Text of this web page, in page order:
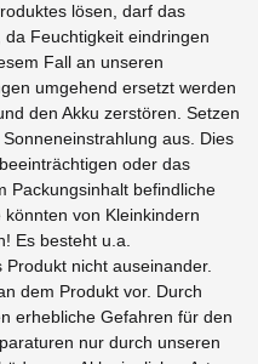
lösen, darf das
Feuchtigkeit eindringen
Fall an unseren
umgehend ersetzt werden
den Akku zerstören. Setzen
aus. Dies
oder das
Packungsinhalt befindliche
von Kleinkindern
Es besteht u.a.
nicht auseinander.
dem Produkt vor. Durch
erhebliche Gefahren für den
nur durch unseren